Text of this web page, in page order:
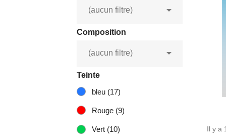
(aucun filtre) 
Composition
(aucun filtre) 
Teinte
bleu (17)
Rouge (9)
Vert (10) Il y a